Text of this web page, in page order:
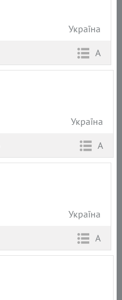
Україна
А
Україна
А
Україна
А